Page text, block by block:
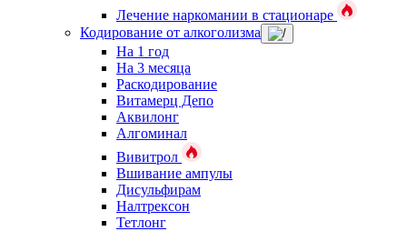
Лечение наркомании в стационаре
Кодирование от алкоголизма
На 1 год
На 3 месяца
Раскодирование
Витамерц Депо
Аквилонг
Алгоминал
Вивитрол
Вшивание ампулы
Дисульфирам
Налтрексон
Тетлонг